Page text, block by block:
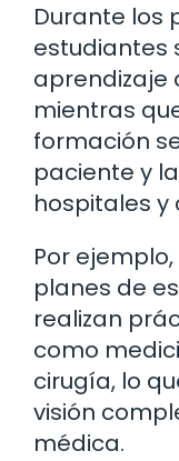
Durante los
estudiantes
aprendizaje
mientras
formación
paciente y
hospitales y
Por
planes de
realizan
como
cirugía, lo
visión
médica.